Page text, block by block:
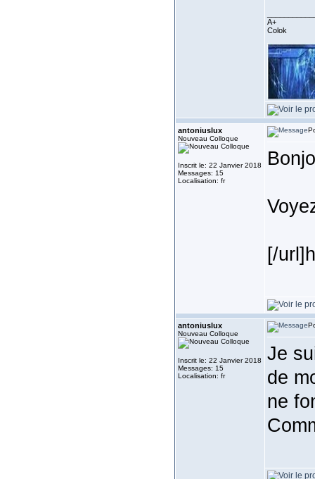
A+
Colok
antoniuslux
Nouveau Colloque
Inscrit le: 22 Janvier 2018
Messages: 15
Localisation: fr
[/
antoniuslux
Nouveau Colloque
Inscrit le: 22 Janvier 2018
Messages: 15
Localisation: fr
Je
de
ne